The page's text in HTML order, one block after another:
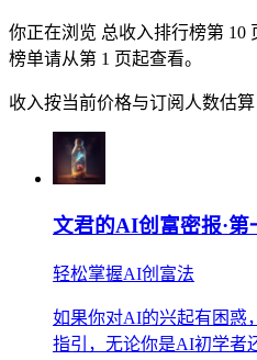
你正在浏览 总收入排行榜第 10
榜单请从第 1 页起查看。
收入按当前价格与订阅人数估
文君的AI创富密报·第
轻松掌握AI创富法
如果你对AI的兴起有困惑
指引，无论你是AI初学者